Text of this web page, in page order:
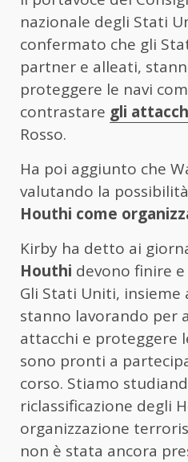
nazionale degli Stati
confermato che gli
partner e alleati,
proteggere le navi
contrastare gli
Rosso.
Ha poi aggiunto che
valutando la
Houthi come
Kirby ha detto ai
Houthi devono finire
Gli Stati Uniti,
stanno lavorando per
attacchi e proteggere
sono pronti a
corso. Stiamo
riclassificazione degli
organizzazione
non è stata ancora